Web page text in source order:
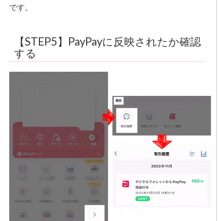
です。
【STEP5】PayPayに反映されたか確認
する